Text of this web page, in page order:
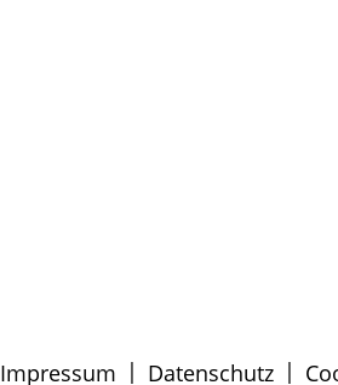
Impressum | Datenschutz |